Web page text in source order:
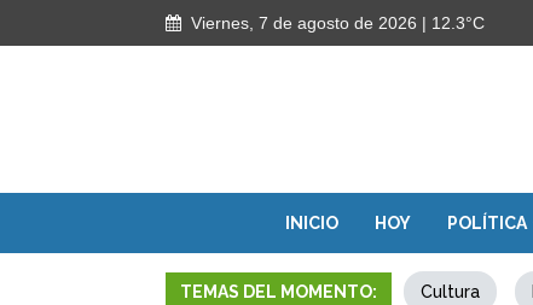
Viernes, 7 de agosto de 2026 | 12.3°C
INICIO HOY POLÍTICA
TEMAS DEL MOMENTO: Cultura